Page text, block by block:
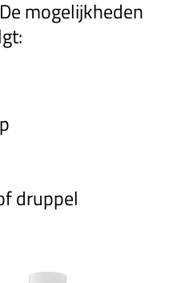
mogelijkheden
druppel